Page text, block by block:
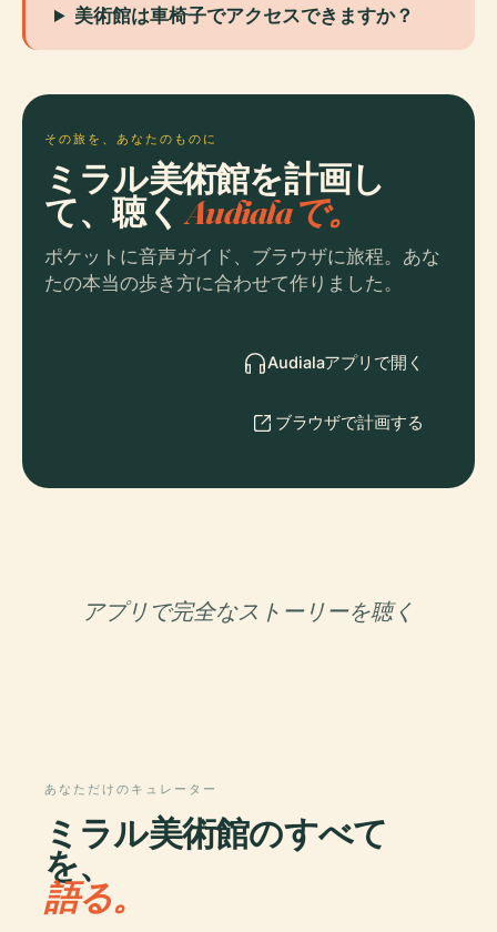
美術館は車椅子でアクセスできますか？
その旅を、あなたのものに
ミラル美術館を計画し
て、聴くAudialaで。
ポケットに音声ガイド、ブラウザに旅程。あな
たの本当の歩き方に合わせて作りました。
Audialaアプリで開く
ブラウザで計画する
アプリで完全なストーリーを聴く
あなただけのキュレーター
ミラル美術館のすべて
を、
語る。